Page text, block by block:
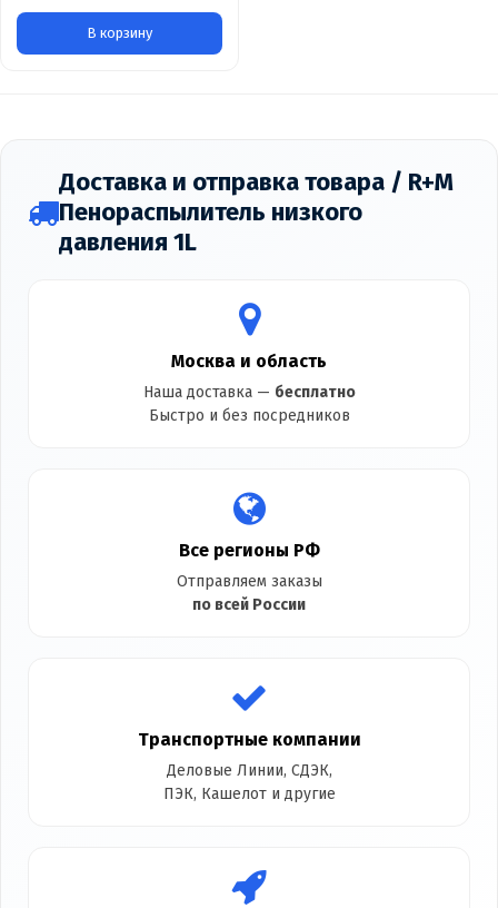
В корзину
Доставка и отправка товара / R+M
Пенораспылитель низкого
давления 1L
Москва и область
Наша доставка — бесплатно
Быстро и без посредников
Все регионы РФ
Отправляем заказы
по всей России
Транспортные компании
Деловые Линии, СДЭК,
ПЭК, Кашелот и другие